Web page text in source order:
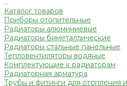
...
Каталог товаров
Приборы отопительные
Радиаторы алюминиевые
Радиаторы биметаллические
Радиаторы стальные панельные
Тепловентиляторы водяные
Комплектующие к радиаторам
Радиаторная арматура
Трубы и фитинги для отопления